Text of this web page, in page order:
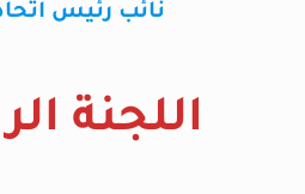
نائب رئيس
اللجنة